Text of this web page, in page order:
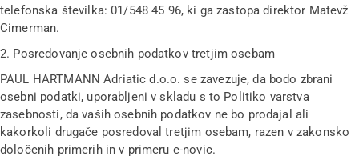
telefonska številka: 01/548 45 96, ki ga zastopa direktor Matevž
Cimerman.
2. Posredovanje osebnih podatkov tretjim osebam
PAUL HARTMANN Adriatic d.o.o. se zavezuje, da bodo zbrani
osebni podatki, uporabljeni v skladu s to Politiko varstva
zasebnosti, da vaših osebnih podatkov ne bo prodajal ali
kakorkoli drugače posredoval tretjim osebam, razen v zakonsko
določenih primerih in v primeru e-novic.